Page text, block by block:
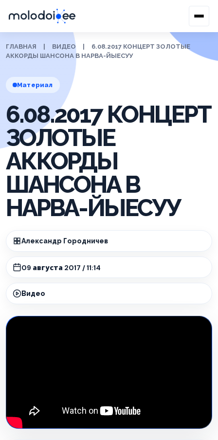
ГЛАВНАЯ ВИДЕО
6.08.2017 КОНЦЕРТ ЗОЛОТЫЕ
АККОРДЫ ШАНСОНА В НАРВА-ЙЫЕСУУ
Материал
6.08.2017 КОНЦЕРТ
ЗОЛОТЫЕ
АККОРДЫ
ШАНСОНА В
НАРВА-ЙЫЕСУУ
Александр Городничев
09 августа 2017 / 11:14
Видео